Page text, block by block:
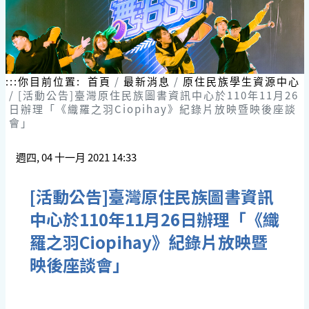
:::你目前位置: 首頁 最新消息
原住民族學生資源中心
[活動公告]臺灣原住民族圖書資訊中心於110年11月26
日辦理「《織羅之羽Ciopihay》紀錄片放映暨映後座談
會」
週四, 04 十一月 2021 14:33
[活動公告]臺灣原住民族圖書資訊
中心於110年11月26日辦理「《織
羅之羽Ciopihay》紀錄片放映暨
映後座談會」